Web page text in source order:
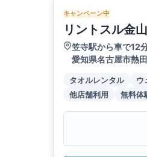
キャンペーン中
リントスル金
笠寺駅から車で12
愛知県名古屋市熱
タオルレンタル ウ
他店舗利用
無料体